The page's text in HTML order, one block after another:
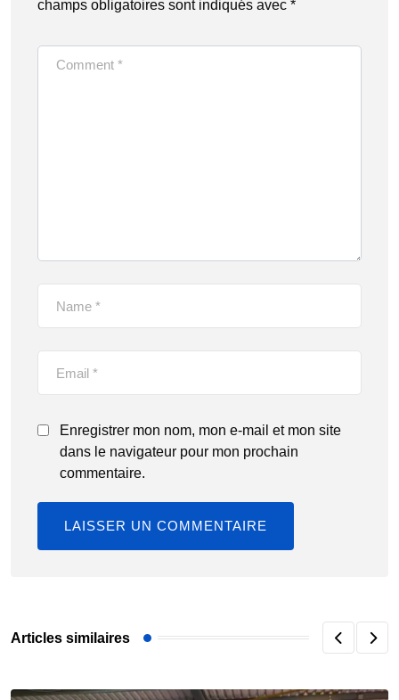
champs obligatoires sont indiqués avec *
Enregistrer mon nom, mon e-mail et mon site
dans le navigateur pour mon prochain
commentaire.
Articles similaires